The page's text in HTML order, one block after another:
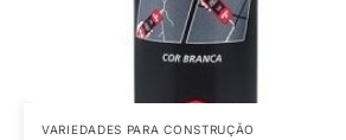
VARIEDADES PARA CONSTRUÇÃO